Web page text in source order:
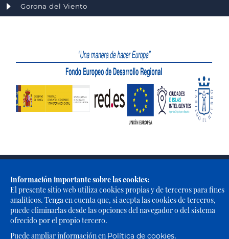
Información importante sobre las cookies:
El presente sitio web utiliza cookies propias y de terceros para fines
analíticos. Tenga en cuenta que, si acepta las cookies de terceros,
puede eliminarlas desde las opciones del navegador o del sistema
ofrecido por el propio tercero.
Puede ampliar información en Política de cookies.
Gorona del Viento
reservados |
Política de Privacidad Política de Cookies
Legal | Accesibilidad